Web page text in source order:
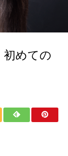
初めての